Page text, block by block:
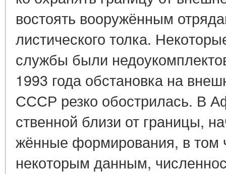
во­сто­ять во­ору­жён­ным
ли­сти­че­ско­го толка.
служ­бы были
1993 года об­ста­нов­ка на
СССР резко обост­ри­лась. В
ствен­ной близи от гра­ни­цы,
жён­ные фор­ми­ро­ва­ния, в том
неко­то­рым дан­ным,